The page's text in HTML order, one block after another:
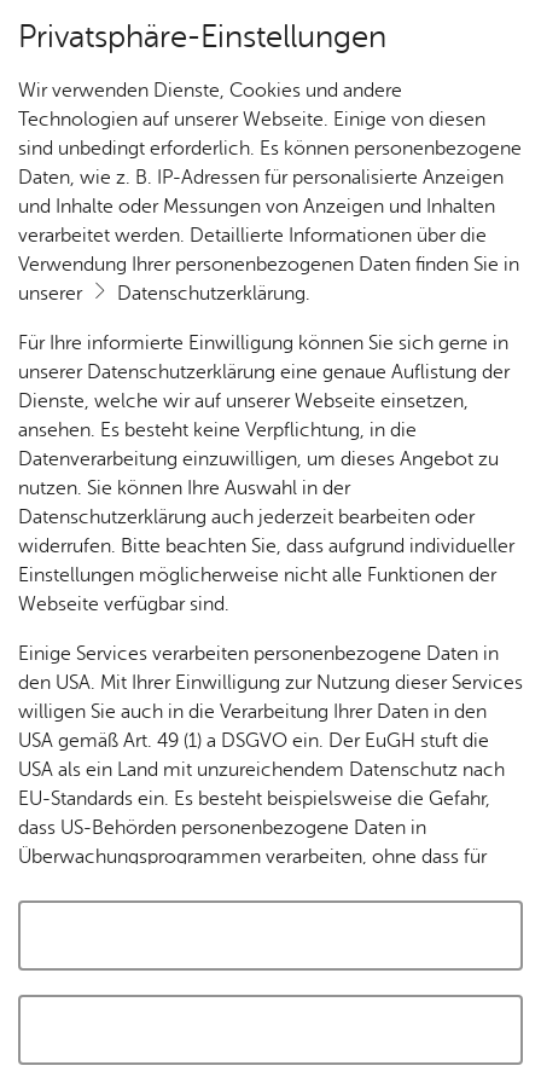
Kartenansicht
Cookie-Hinweis
Zum Laden dieser Karte wird eine Verbindung zu externen
Servern hergestellt. Diese verwenden Cookies und andere
Tracking-Technologien, um die Bedienung zu
personalisieren und zu verbessern. Weitere Informationen
finden Sie in unsererDatenschutzerklärung
Cookies akzeptieren und Karte laden
Privatsphäre-Einstellungen
Wir verwenden Dienste, Cookies und andere
Technologien auf unserer Webseite. Einige von diesen
sind unbedingt erforderlich. Es können personenbezogene
Daten, wie z. B. IP-Adressen für personalisierte Anzeigen
und Inhalte oder Messungen von Anzeigen und Inhalten
verarbeitet werden. Detaillierte Informationen über die
Verwendung Ihrer personenbezogenen Daten finden Sie in
unserer
Datenschutzerklärung.
Für Ihre informierte Einwilligung können Sie sich gerne in
unserer Datenschutzerklärung eine genaue Auflistung der
Dienste, welche wir auf unserer Webseite einsetzen,
ansehen. Es besteht keine Verpflichtung, in die
Datenverarbeitung einzuwilligen, um dieses Angebot zu
nutzen. Sie können Ihre Auswahl in der
Datenschutzerklärung auch jederzeit bearbeiten oder
widerrufen. Bitte beachten Sie, dass aufgrund individueller
Einstellungen möglicherweise nicht alle Funktionen der
Webseite verfügbar sind.
Einige Services verarbeiten personenbezogene Daten in
den USA. Mit Ihrer Einwilligung zur Nutzung dieser Services
willigen Sie auch in die Verarbeitung Ihrer Daten in den
USA gemäß Art. 49 (1) a DSGVO ein. Der EuGH stuft die
USA als ein Land mit unzureichendem Datenschutz nach
EU-Standards ein. Es besteht beispielsweise die Gefahr,
dass US-Behörden personenbezogene Daten in
Überwachungsprogrammen verarbeiten, ohne dass für